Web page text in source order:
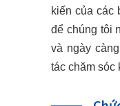
kiến của các
để chúng tôi
và ngày
tác chăm sóc